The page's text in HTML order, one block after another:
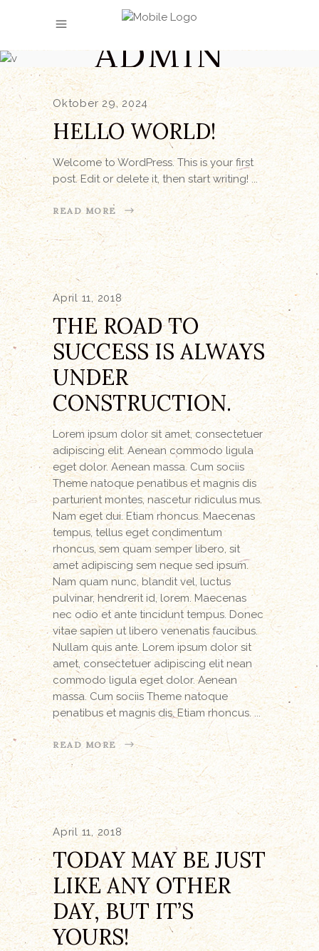
AUTHOR:
ADMIN
Oktober 29, 2024
HELLO WORLD!
Welcome to WordPress. This is your first
post. Edit or delete it, then start writing!
READ MORE
April 11, 2018
THE ROAD TO
SUCCESS IS ALWAYS
UNDER
CONSTRUCTION.
Lorem ipsum dolor sit amet, consectetuer
adipiscing elit. Aenean commodo ligula
eget dolor. Aenean massa. Cum sociis
Theme natoque penatibus et magnis dis
parturient montes, nascetur ridiculus mus.
Nam eget dui. Etiam rhoncus. Maecenas
tempus, tellus eget condimentum
rhoncus, sem quam semper libero, sit
amet adipiscing sem neque sed ipsum.
Nam quam nunc, blandit vel, luctus
pulvinar, hendrerit id, lorem. Maecenas
nec odio et ante tincidunt tempus. Donec
vitae sapien ut libero venenatis faucibus.
Nullam quis ante. Lorem ipsum dolor sit
amet, consectetuer adipiscing elit nean
commodo ligula eget dolor. Aenean
massa. Cum sociis Theme natoque
penatibus et magnis dis. Etiam rhoncus.
READ MORE
April 11, 2018
TODAY MAY BE JUST
LIKE ANY OTHER
DAY, BUT IT’S
YOURS!